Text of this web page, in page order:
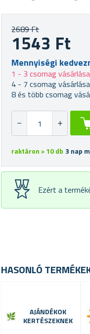
2689 Ft
1543 Ft
Mennyiségi
1 - 3 csomag
4 - 7 csomag
8 és több csomag
raktáron > 10 db 3 nap
Ezért a
HASONLÓ
AJÁNDÉKOK
KERTÉSZEKNEK